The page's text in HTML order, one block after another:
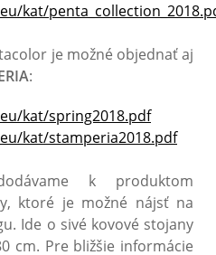
kat/
je možné objednať aj
:
kat/spring2018.pdf
kat/stamperia2018.pdf
k produktom
ktoré je možné nájsť na
Ide o sivé kovové stojany
cm. Pre bližšie informácie